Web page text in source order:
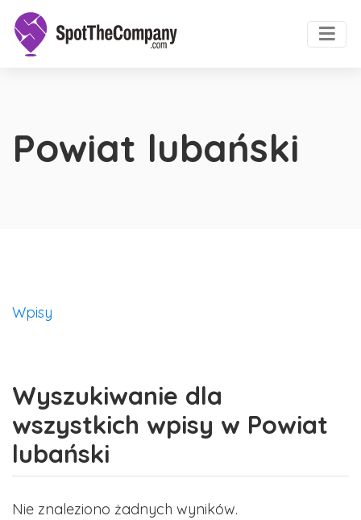
Powiat lubański
Wpisy
Wyszukiwanie dla
wszystkich wpisy w Powiat
lubański
Nie znaleziono żadnych wyników.